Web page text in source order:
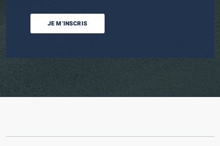
JE M’INSCRIS